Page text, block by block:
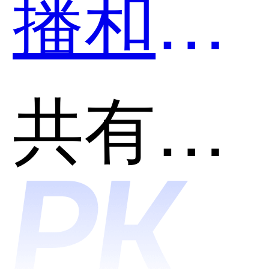
利威云
课堂哪
共有分类：企业直播